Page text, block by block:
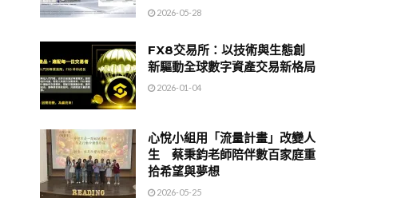
2026-05-28
FX8交易所：以技術與生態創
新驅動全球數字資產交易新格局
2026-01-04
心悅小組用「流量計畫」改變人
生 蔡秉鈞老師陪伴數百家庭重
拾希望與夢想
2026-05-25